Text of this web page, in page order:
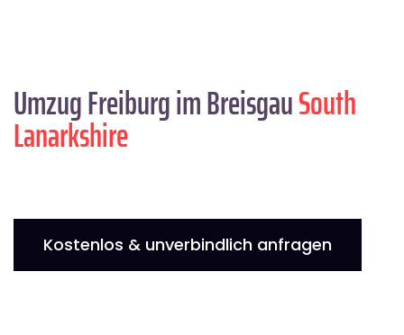
Umzug Freiburg im BreisgauSouth
Lanarkshire
Kostenlos & unverbindlich anfragen